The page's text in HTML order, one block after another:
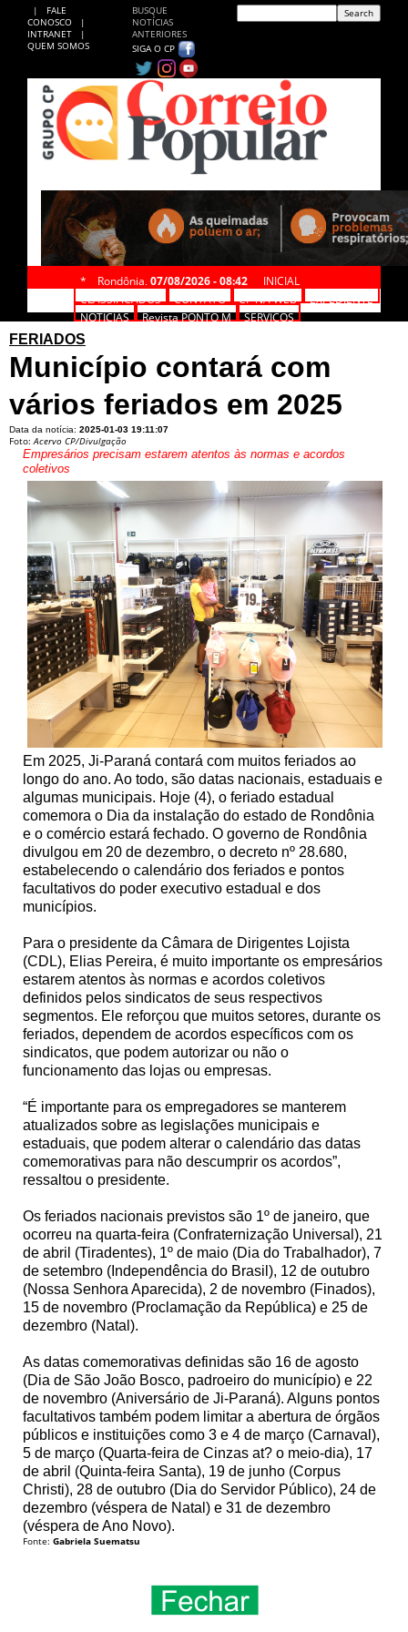
|
FALE
CONOSCO
|
INTRANET
|
QUEM SOMOS
BUSQUE
NOTÍCIAS
ANTERIORES
SIGA O CP
* Rondônia, 07/08/2026 - 08:42
INICIAL
CLASSIFICADOS
CONTATO CP NA WEB
EXPEDIENTE
NOTÍCIAS
Revista PONTO M
SERVIÇOS
FERIADOS
Município contará com
vários feriados em 2025
Data da notícia: 2025-01-03 19:11:07
Foto:Acervo CP/Divulgação
Empresários precisam estarem atentos às normas e acordos
coletivos
Em 2025, Ji-Paraná contará com muitos feriados ao
longo do ano. Ao todo, são datas nacionais, estaduais e
algumas municipais. Hoje (4), o feriado estadual
comemora o Dia da instalação do estado de Rondônia
e o comércio estará fechado. O governo de Rondônia
divulgou em 20 de dezembro, o decreto nº 28.680,
estabelecendo o calendário dos feriados e pontos
facultativos do poder executivo estadual e dos
municípios.
Para o presidente da Câmara de Dirigentes Lojista
(CDL), Elias Pereira, é muito importante os empresários
estarem atentos às normas e acordos coletivos
definidos pelos sindicatos de seus respectivos
segmentos. Ele reforçou que muitos setores, durante os
feriados, dependem de acordos específicos com os
sindicatos, que podem autorizar ou não o
funcionamento das lojas ou empresas.
“É importante para os empregadores se manterem
atualizados sobre as legislações municipais e
estaduais, que podem alterar o calendário das datas
comemorativas para não descumprir os acordos”,
ressaltou o presidente.
Os feriados nacionais previstos são 1º de janeiro, que
ocorreu na quarta-feira (Confraternização Universal), 21
de abril (Tiradentes), 1º de maio (Dia do Trabalhador), 7
de setembro (Independência do Brasil), 12 de outubro
(Nossa Senhora Aparecida), 2 de novembro (Finados),
15 de novembro (Proclamação da República) e 25 de
dezembro (Natal).
As datas comemorativas definidas são 16 de agosto
(Dia de São João Bosco, padroeiro do município) e 22
de novembro (Aniversário de Ji-Paraná). Alguns pontos
facultativos também podem limitar a abertura de órgãos
públicos e instituições como 3 e 4 de março (Carnaval),
5 de março (Quarta-feira de Cinzas at? o meio-dia), 17
de abril (Quinta-feira Santa), 19 de junho (Corpus
Christi), 28 de outubro (Dia do Servidor Público), 24 de
dezembro (véspera de Natal) e 31 de dezembro
(véspera de Ano Novo).
Fonte: Gabriela Suematsu